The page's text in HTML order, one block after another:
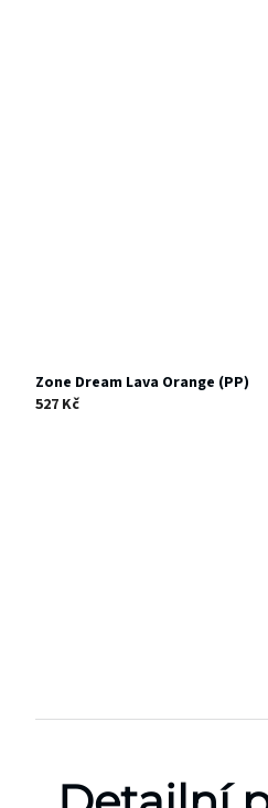
Zone Dream Lava Orange (PP)
527 Kč